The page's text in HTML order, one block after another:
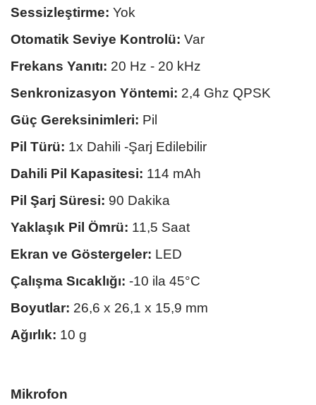
Sessizleştirme: Yok
Otomatik Seviye Kontrolü: Var
Frekans Yanıtı: 20 Hz - 20 kHz
Senkronizasyon Yöntemi: 2,4 Ghz QPSK
Güç Gereksinimleri: Pil
Pil Türü: 1x Dahili -Şarj Edilebilir
Dahili Pil Kapasitesi: 114 mAh
Pil Şarj Süresi: 90 Dakika
Yaklaşık Pil Ömrü: 11,5 Saat
Ekran ve Göstergeler: LED
Çalışma Sıcaklığı: -10 ila 45°C
Boyutlar: 26,6 x 26,1 x 15,9 mm
Ağırlık: 10 g
Mikrofon